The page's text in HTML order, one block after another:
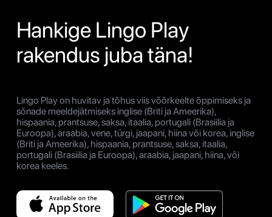
Hankige Lingo Play
rakendus juba täna!
Lingo Play on huvitav ja tõhus viis võõrkeelte õppimiseks ja
sõnade meeldejätmiseks inglise (Briti ja Ameerika),
hispaania, prantsuse, saksa, itaalia, portugali (Brasiilia ja
Euroopa), araabia, vene, türgi, jaapani, hiina või korea, inglise
(Briti ja Ameerika), hispaania, prantsuse, saksa, itaalia,
portugali (Brasiilia ja Euroopa), araabia, jaapani, hiina, või
korea keeles.